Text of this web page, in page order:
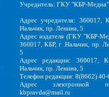
Учредитель: ГКУ "КБР-Медиа"
Адрес учредителя: 360017,
Нальчик, пр. Ленина, 5
Адрес издателя (ГКУ "КБР-
360017, КБР, г .Нальчик, пр.
5
Адрес редакции: 360017,
Нальчик, пр. Ленина, 5
Телефон редакции: 8(8662)
Адрес электронной
kbpravda@mail.ru